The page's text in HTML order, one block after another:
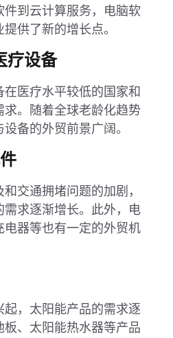
件到云计算服务，电脑软
供了新的增长点。
疗设备
在医疗水平较低的国家和
。随着全球老龄化趋势
备的外贸前景广阔。
交通拥堵问题的加剧，
需求逐渐增长。此外，电
电器等也有一定的外贸机
起，太阳能产品的需求逐
、太阳能热水器等产品